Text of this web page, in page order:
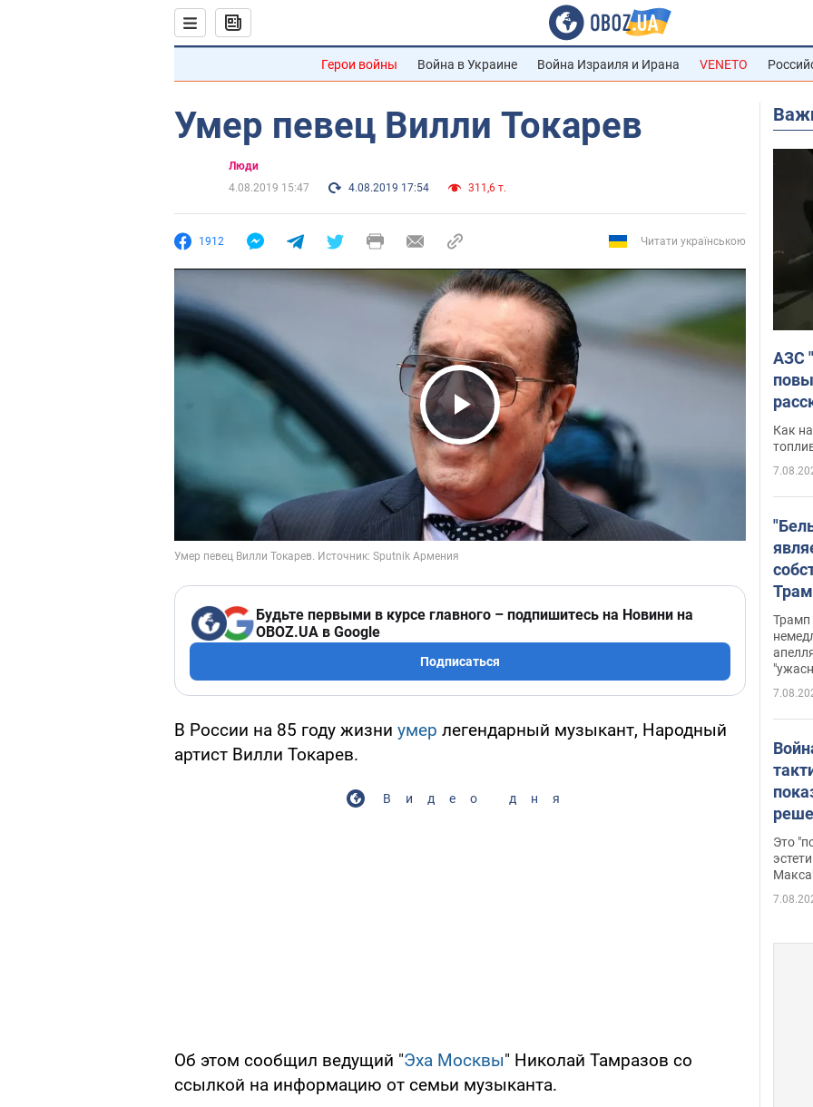
Герои войны Война в Украине Война Израиля и Ирана VENETO
Умер певец Вилли Токарев
Люди
4.08.2019 15:47
4.08.2019 17:54 311,6 т.
1912 Читати українською
Play Video
Будьте первыми в курсе главного – подпишитесь на Новини на
OBOZ.UA в Google
Подписаться
В России на 85 году жизни умер легендарный музыкант, Народный
артист Вилли Токарев.
Видео дня
Об этом сообщил ведущий "Эха Москвы" Николай Тамразов со
ссылкой на информацию от семьи музыканта.
АЗС
Как
Трамп
Это